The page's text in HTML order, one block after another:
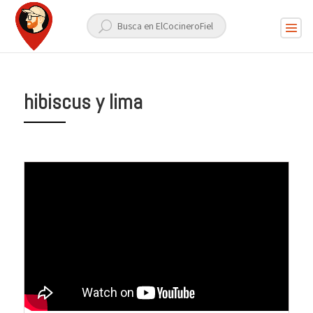
hibiscus y lima